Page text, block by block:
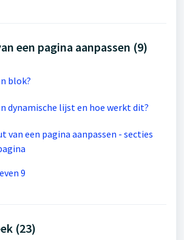
een pagina aanpassen (9)
blok?
dynamische lijst en hoe werkt dit?
van een pagina aanpassen - secties
9
(23)